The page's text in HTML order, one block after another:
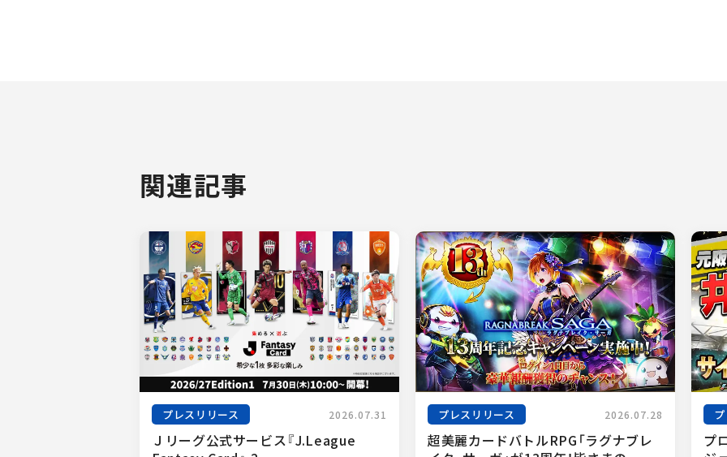
関連記事
プレスリリース 2026.07.31
Ｊリーグ公式サービス『J.League
プレスリリース 2026.07.28
超美麗カードバトルRPG「ラグナブレ
プ